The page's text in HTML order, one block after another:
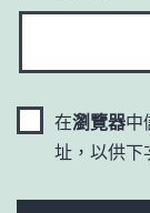
在瀏覽器中
址，以供下